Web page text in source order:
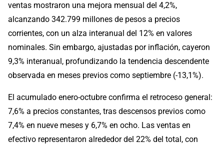
ventas mostraron una mejora mensual del 4,2%,
alcanzando 342.799 millones de pesos a precios
corrientes, con un alza interanual del 12% en valores
nominales. Sin embargo, ajustadas por inflación, cayeron
9,3% interanual, profundizando la tendencia descendente
observada en meses previos como septiembre (-13,1%).
El acumulado enero-octubre confirma el retroceso general:
7,6% a precios constantes, tras descensos previos como
7,4% en nueve meses y 6,7% en ocho. Las ventas en
efectivo representaron alrededor del 22% del total, con